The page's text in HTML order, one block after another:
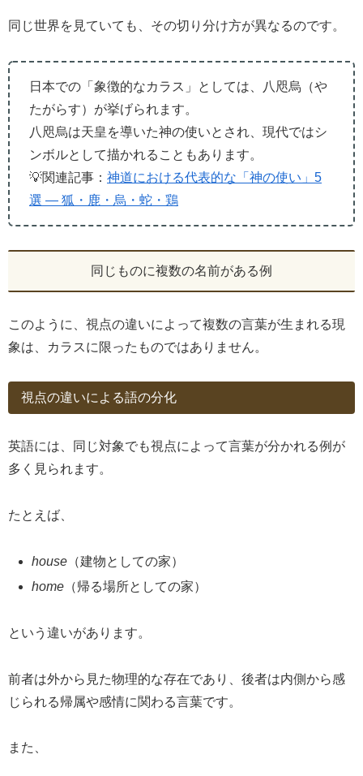
同じ世界を見ていても、その切り分け方が異なるのです。
日本での「象徴的なカラス」としては、八咫烏（や
たがらす）が挙げられます。
八咫烏は天皇を導いた神の使いとされ、現代ではシ
ンボルとして描かれることもあります。
💡関連記事： 神道における代表的な「神の使い」5
選 ― 狐・鹿・烏・蛇・鶏
同じものに複数の名前がある例
このように、視点の違いによって複数の言葉が生まれる現
象は、カラスに限ったものではありません。
視点の違いによる語の分化
英語には、同じ対象でも視点によって言葉が分かれる例が
多く見られます。
たとえば、
house （建物としての家）
home （帰る場所としての家）
という違いがあります。
前者は外から見た物理的な存在であり、後者は内側から感
じられる帰属や感情に関わる言葉です。
また、